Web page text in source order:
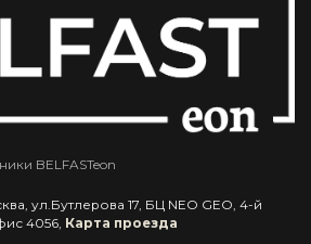
BELFASTeon
, ул.Бутлерова 17, БЦ NEO GEO, 4-й
4056, Карта проезда